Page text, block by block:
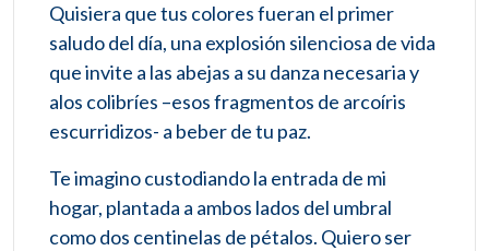
Quisiera que tus colores fueran el primer
saludo del día, una explosión silenciosa de vida
que invite a las abejas a su danza necesaria y
alos colibríes –esos fragmentos de arcoíris
escurridizos- a beber de tu paz.
Te imagino custodiando la entrada de mi
hogar, plantada a ambos lados del umbral
como dos centinelas de pétalos. Quiero ser